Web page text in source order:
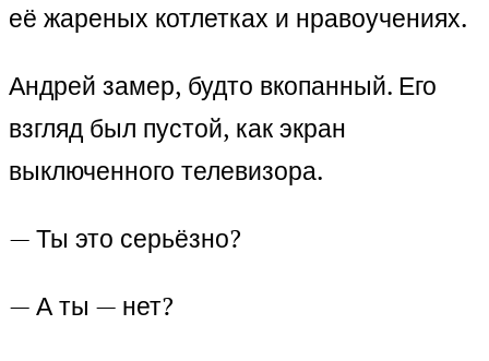
её жареных котлетках и нравоучениях.
Андрей замер, будто вкопанный. Его
взгляд был пустой, как экран
выключенного телевизора.
— Ты это серьёзно?
— А ты — нет?